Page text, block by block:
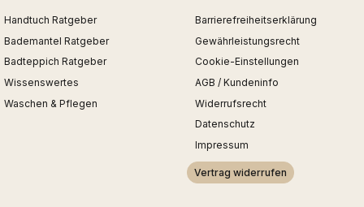
Handtuch Ratgeber
Bademantel Ratgeber
Badteppich Ratgeber
Wissenswertes
Waschen & Pflegen
Barrierefreiheitserklärung
Gewährleistungsrecht
Cookie-Einstellungen
AGB / Kundeninfo
Widerrufsrecht
Datenschutz
Impressum
Vertrag widerrufen